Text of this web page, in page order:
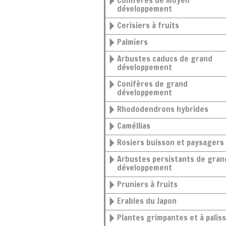
développement
Cerisiers à fruits
Palmiers
Arbustes caducs de grand
développement
Conifères de grand
développement
Rhododendrons hybrides
Caméllias
Rosiers buisson et paysagers
Arbustes persistants de grand
développement
Pruniers à fruits
Erables du Japon
Plantes grimpantes et à